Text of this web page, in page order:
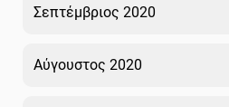
Σεπτέμβριος 2020
Αύγουστος 2020